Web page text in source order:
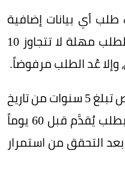
أي بيانات إضافية
عند الحاجة، مع منح مقدم الطلب مهلة لا تتجاوز 10
عُد الطلب مرفوضاً.
وبيّنت اللائحة، أن مدة الترخيص تبلغ 5 سنوات من تاريخ
صدوره، مع إمكانية تجديده بطلب يُقدَّم قبل 60 يوماً
التحقق من استمرار